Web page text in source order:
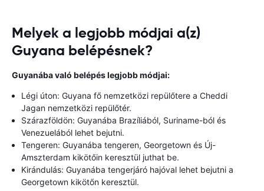
Melyek a legjobb módjai a(z)
Guyana belépésnek?
Guyanába való belépés legjobb módjai:
Légi úton: Guyana fő nemzetközi repülőtere a Cheddi
Jagan nemzetközi repülőtér.
Szárazföldön: Guyanába Brazíliából, Suriname-ból és
Venezuelából lehet bejutni.
Tengeren: Guyanába tengeren, Georgetown és Új-
Amszterdam kikötőin keresztül juthat be.
Kirándulás: Guyanába tengerjáró hajóval lehet bejutni a
Georgetown kikötőn keresztül.